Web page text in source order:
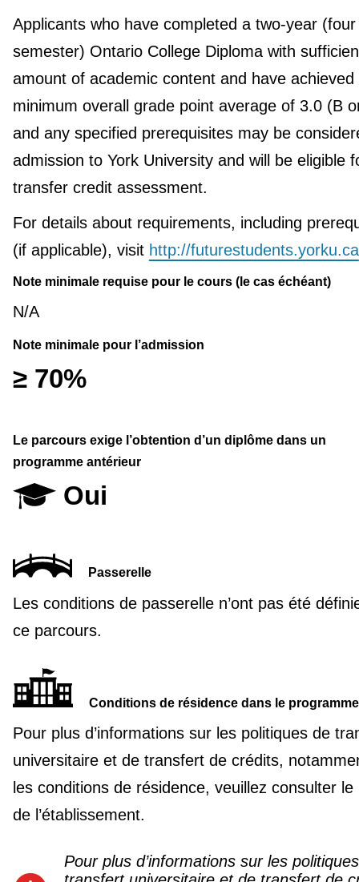
Applicants who have completed a two-year (four
semester) Ontario College Diploma with
amount of academic content and have achieved
minimum overall grade point average of 3.0 (B
and any specified prerequisites may be
admission to York University and will be eligible
transfer credit assessment.
For details about requirements, including
(if applicable), visit http://futurestudents.yorku.ca
Note minimale requise pour le cours (le cas échéant)
N/A
Note minimale pour l’admission
≥ 70%
Le parcours exige l’obtention d’un diplôme dans un
programme antérieur
Oui
Passerelle
Les conditions de passerelle n’ont pas été
ce parcours.
Conditions de résidence dans le programme
Pour plus d’informations sur les politiques de
universitaire et de transfert de crédits,
les conditions de résidence, veuillez consulter le
de l’établissement.
Pour plus d’informations sur les